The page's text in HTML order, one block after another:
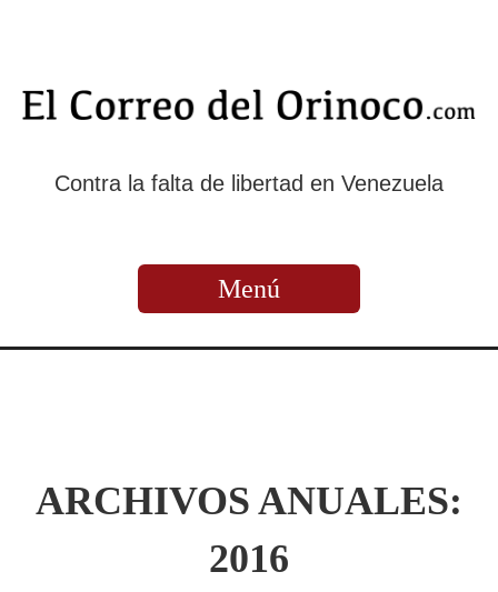
Contra la falta de libertad en Venezuela
Menú
ARCHIVOS ANUALES:
2016